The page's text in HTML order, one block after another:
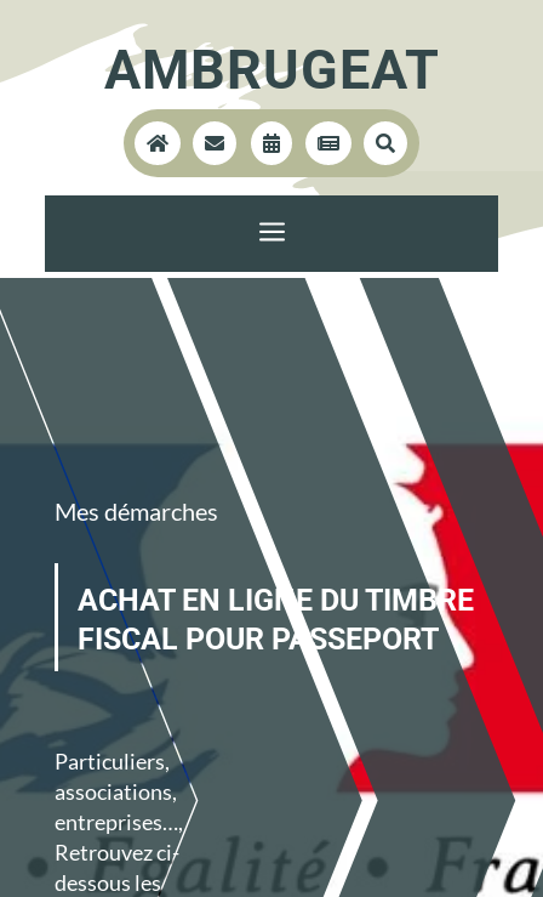
AMBRUGEAT
    
a
Mes démarches
ACHAT EN LIGNE DU TIMBRE
FISCAL POUR PASSEPORT
Particuliers,
associations,
entreprises…,
Retrouvez ci-
dessous les